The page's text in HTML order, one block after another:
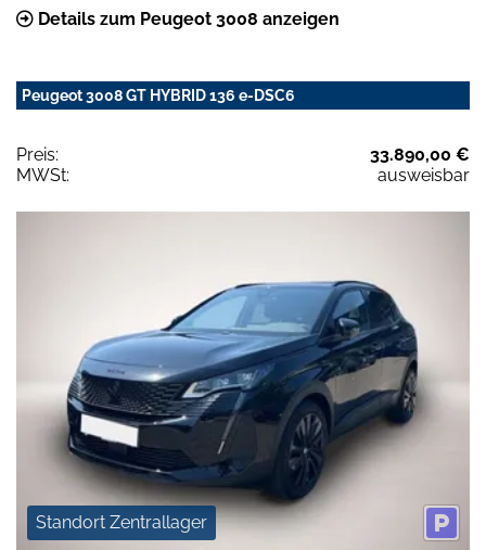
Details zum Peugeot 3008 anzeigen
Peugeot 3008 GT HYBRID 136 e-DSC6
Preis:
33.890,00 €
MWSt:
ausweisbar
Standort Zentrallager